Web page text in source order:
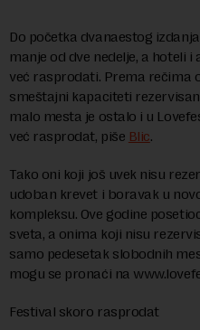
Do početka dvanaestog
manje od dve nedelje, a hoteli
već rasprodati. Prema rečima
smeštajni kapaciteti
malo mesta je ostalo i u
već rasprodat, piše Blic.
Tako oni koji još uvek nisu
udoban krevet i boravak u
kompleksu. Ove godine
sveta, a onima koji nisu
samo pedesetak slobodnih
mogu se pronaći na
Festival skoro rasprodat